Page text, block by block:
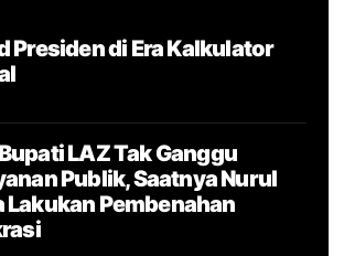
Presiden di Era Kalkulator
LAZ Tak Ganggu
Publik, Saatnya Nurul
Lakukan Pembenahan